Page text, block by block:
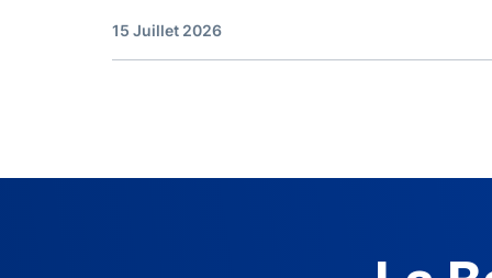
15 Juillet 2026